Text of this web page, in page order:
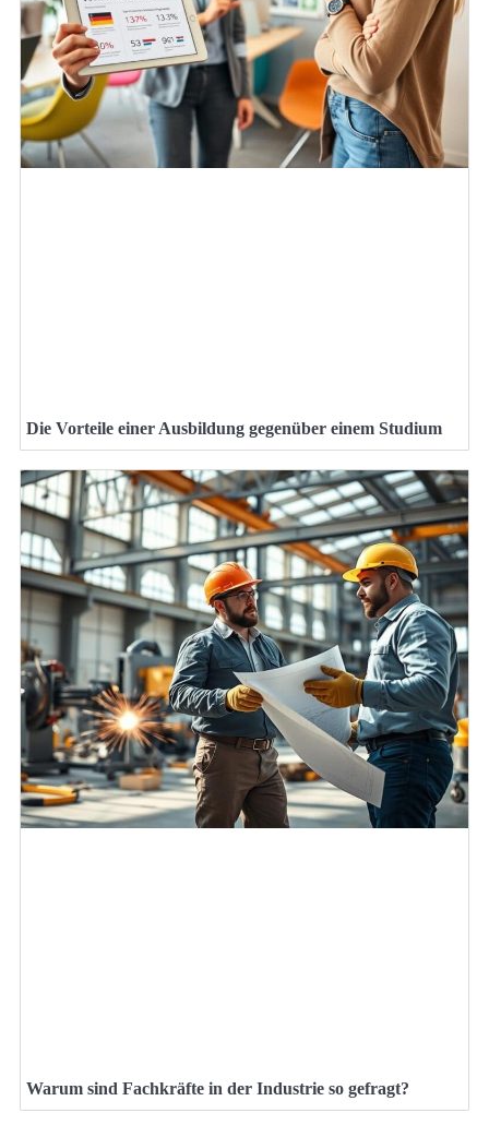
Die Vorteile einer Ausbildung gegenüber einem Studium
Warum sind Fachkräfte in der Industrie so gefragt?